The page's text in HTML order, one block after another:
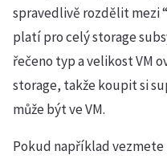
spravedlivě rozdělit mezi
platí pro celý storage
řečeno typ a velikost VM
storage, takže koupit si
může být ve VM.
Pokud například